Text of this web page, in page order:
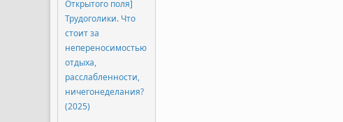
Открытого поля]
Трудоголики. Что
стоит за
непереносимостью
отдыха,
расслабленности,
ничегонеделания?
(2025)